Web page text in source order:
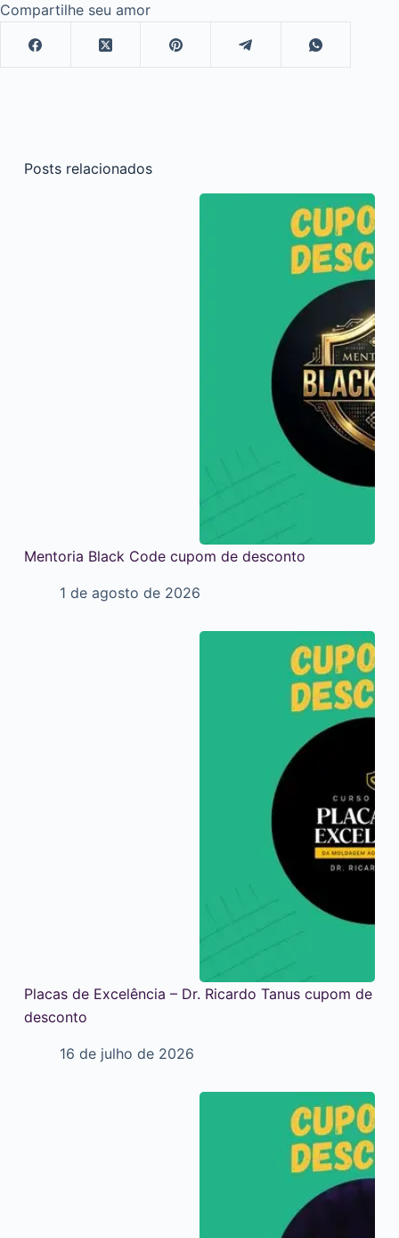
Compartilhe seu amor
Posts relacionados
Mentoria Black Code cupom de desconto
1 de agosto de 2026
Placas de Excelência – Dr. Ricardo Tanus cupom de
desconto
16 de julho de 2026